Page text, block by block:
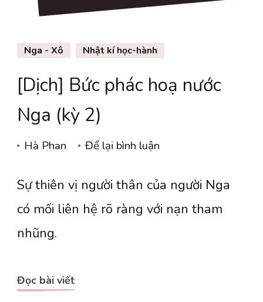
Nga - Xô Nhật kí học-hành
[Dịch] Bức phác hoạ nước
Nga (kỳ 2)
Hà Phan Để lại bình luận
Bức
phác
Sự thiên vị người thân của người Nga
có mối liên hệ rõ ràng với nạn tham
nhũng.
Đọc bài viết